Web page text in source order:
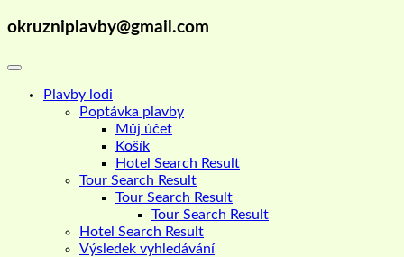
okruzniplavby@gmail.com
Plavby lodi
Poptávka plavby
Můj účet
Košík
Hotel Search Result
Tour Search Result
Tour Search Result
Tour Search Result
Hotel Search Result
Výsledek vyhledávání